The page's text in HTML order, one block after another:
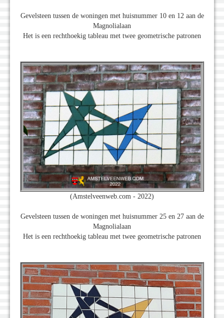
Gevelsteen tussen de woningen met huisnummer 10 en 12 aan de
Magnolialaan
Het is een rechthoekig tableau met twee geometrische patronen
(Amstelveenweb.com - 2022)
Gevelsteen tussen de woningen met huisnummer 25 en 27 aan de
Magnolialaan
Het is een rechthoekig tableau met twee geometrische patronen